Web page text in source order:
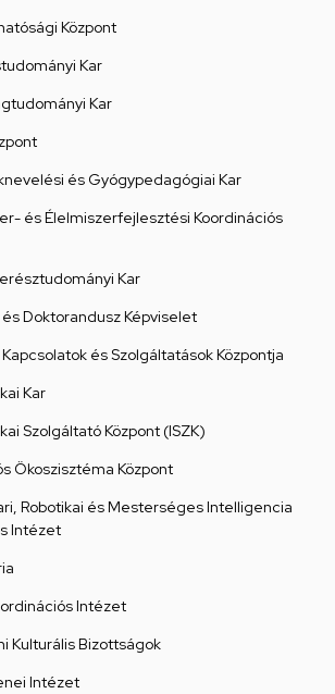
Központ
Kar
Kar
és Gyógypedagógiai Kar
és Élelmiszerfejlesztési Koordinációs
Kar
Doktorandusz Képviselet
és Szolgáltatások Központja
Kar
Szolgáltató Központ (ISZK)
Ökoszisztéma Központ
Robotikai és Mesterséges Intelligencia
Intézet
Intézet
Kulturális Bizottságok
Intézet